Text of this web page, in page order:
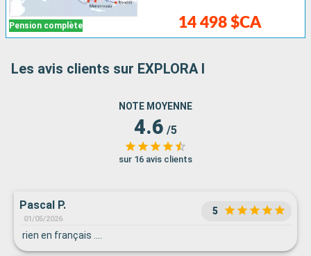
Pension complète 14 498 $CA
Les avis clients sur EXPLORA I
NOTE MOYENNE
4.6 /5
sur 16 avis clients
Pascal P.
01/05/2026
5
rien en français ....